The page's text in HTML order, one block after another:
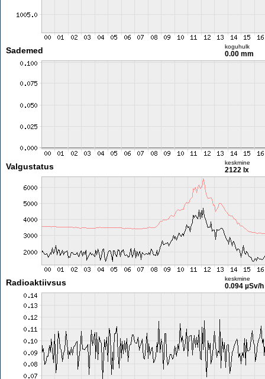
Sademed koguhulk
0.00 mm
Valgustatus keskmine
2122 lx
Radioaktiivsus keskmine
0.094 µSv/h